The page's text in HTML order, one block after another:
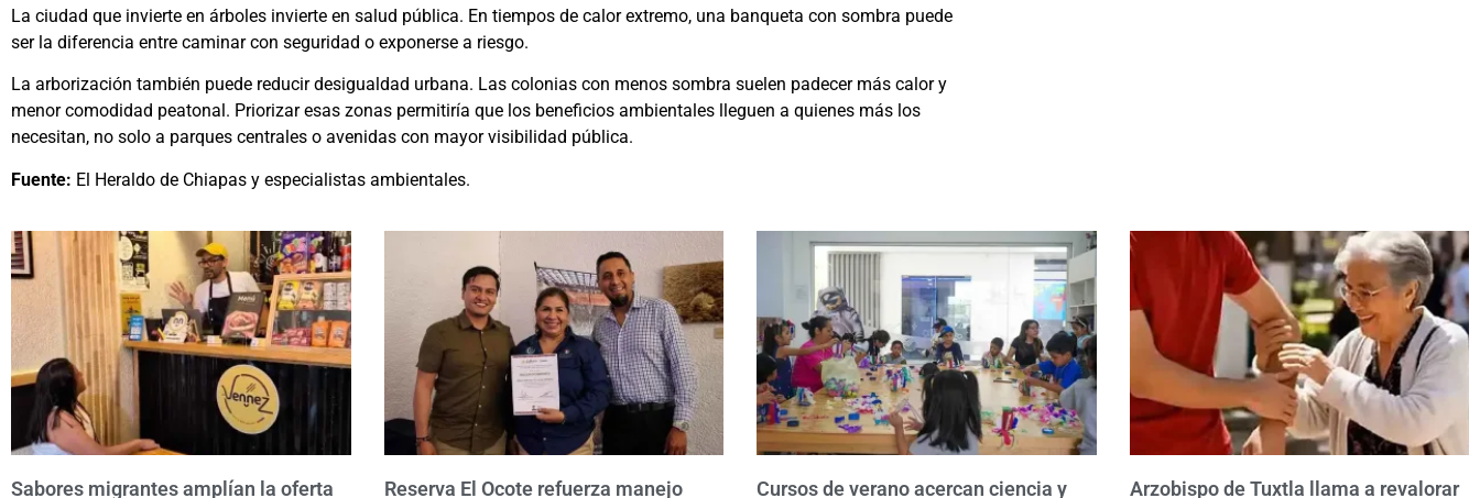
La ciudad que invierte en árboles invierte en salud pública. En tiempos de calor extremo, una banqueta con sombra puede
ser la diferencia entre caminar con seguridad o exponerse a riesgo.
La arborización también puede reducir desigualdad urbana. Las colonias con menos sombra suelen padecer más calor y
menor comodidad peatonal. Priorizar esas zonas permitiría que los beneficios ambientales lleguen a quienes más los
necesitan, no solo a parques centrales o avenidas con mayor visibilidad pública.
Fuente: El Heraldo de Chiapas y especialistas ambientales.
Sabores migrantes amplían la oferta Reserva El Ocote refuerza manejo Cursos de verano acercan ciencia y Arzobispo de Tuxtla llama a revalorar